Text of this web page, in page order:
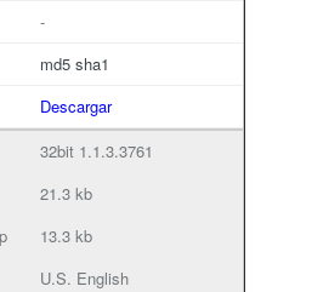
-
md5 sha1
Descargar
32bit 1.1.3.3761
21.3 kb
13.3 kb
U.S. English